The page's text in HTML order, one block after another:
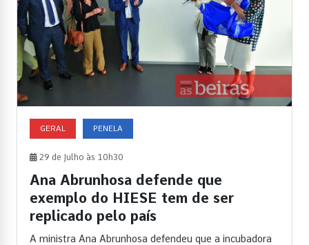
GERAL PENELA
29 de Julho às 10h30
Ana Abrunhosa defende que
exemplo do HIESE tem de ser
replicado pelo país
A ministra Ana Abrunhosa defendeu que a incubadora